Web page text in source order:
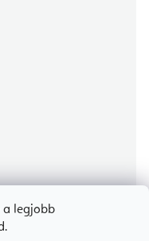
a legjobb